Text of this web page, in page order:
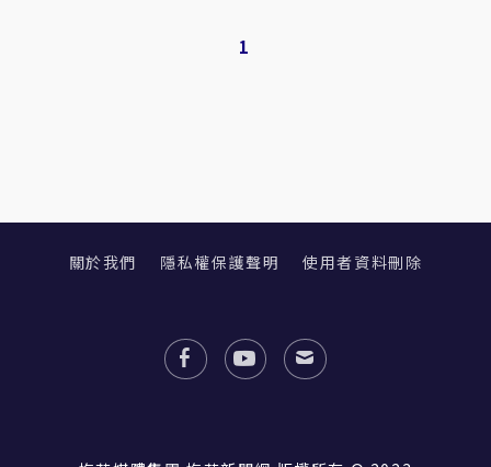
1
關於我們 隱私權保護聲明 使用者資料刪除